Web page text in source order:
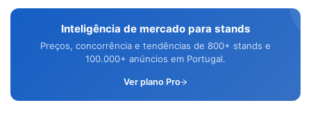
Inteligência de mercado para stands
Preços, concorrência e tendências de 800+ stands e
100.000+ anúncios em Portugal.
Ver plano Pro